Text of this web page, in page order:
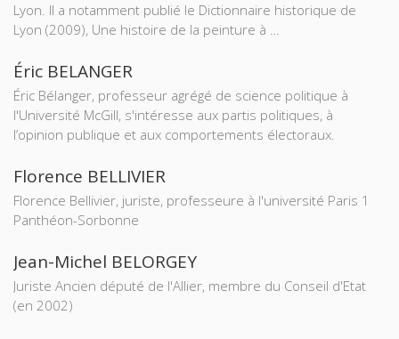
Lyon. Il a notamment publié le Dictionnaire historique de
Lyon (2009), Une histoire de la peinture à …
Éric BELANGER
Éric Bélanger, professeur agrégé de science politique à
l'Université McGill, s'intéresse aux partis politiques, à
l’opinion publique et aux comportements électoraux.
Florence BELLIVIER
Florence Bellivier, juriste, professeure à l'université Paris 1
Panthéon-Sorbonne
Jean-Michel BELORGEY
Juriste Ancien député de l'Allier, membre du Conseil d'Etat
(en 2002)